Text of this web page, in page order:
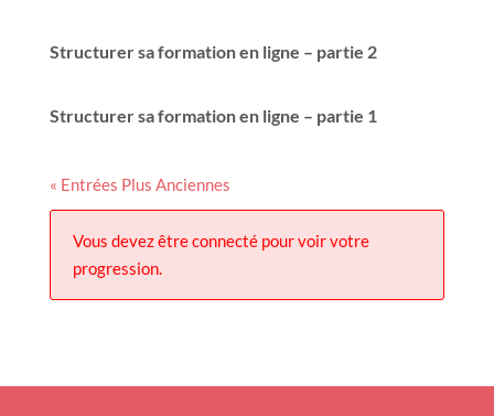
Structurer sa formation en ligne – partie 2
Structurer sa formation en ligne – partie 1
« Entrées Plus Anciennes
Vous devez être connecté pour voir votre
progression.